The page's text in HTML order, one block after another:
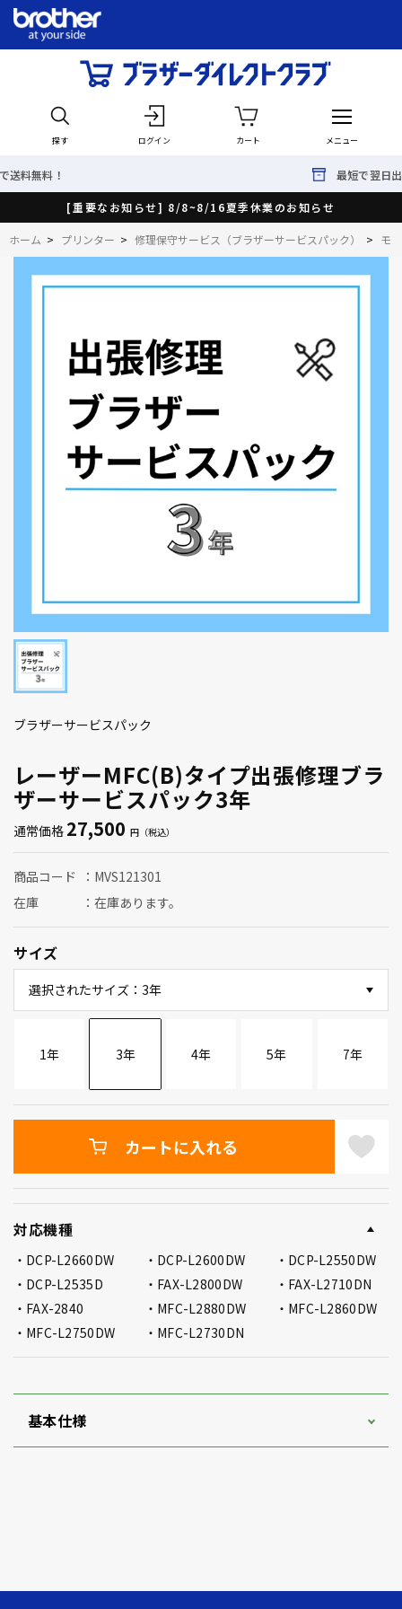
探す ログイン カート メニュー
最短で翌日出荷！
[重要なお知らせ] 8/8~8/16夏季休業のお知らせ
ホーム > プリンター > 修理保守サービス（ブラザーサービスパック） > モ
レーザーMFC(B)タイプ出張修理ブラ
ザーサービスパック3年
ブラザーサービスパック
通常価格 27,500
商品コード
MVS121301
在庫
在庫あります。
サイズ
選択されたサイズ：3年
1年 3年 4年 5年 7年
カートに入れる
対応機種
DCP-L2660DW DCP-L2600DW
DCP-L2550DW
DCP-L2535D
FAX-L2800DW
FAX-L2710DN
FAX-2840
MFC-L2880DW
MFC-L2860DW
MFC-L2750DW
MFC-L2730DN
基本仕様